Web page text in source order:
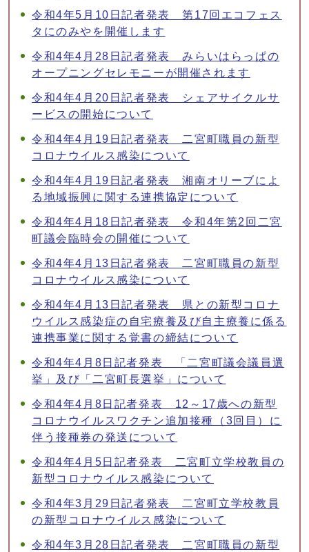
令和4年5月10日記者発表 第17回エコフェス
タにのみやを開催します
令和4年4月28日記者発表 みらいはらっぱの
オープニングセレモニーが開催されます
令和4年4月20日記者発表 シェアサイクルサ
ービスの開始について
令和4年4月19日記者発表 二宮町職員の新型
コロナウイルス感染について
令和4年4月19日記者発表 湘南オリーブによ
る地域振興に関する連携協定について
令和4年4月18日記者発表 令和4年第2回二宮
町議会臨時会の開催について
令和4年4月13日記者発表 二宮町職員の新型
コロナウイルス感染について
令和4年4月13日記者発表 県との新型コロナ
ウイルス感染症の自宅療養及び自主療養に係る
連携事業に関する覚書の締結について
令和4年4月8日記者発表 「二宮町議会議員選
挙」及び「二宮町長選挙」について
令和4年4月8日記者発表 12～17歳への新型
コロナウイルスワクチン追加接種（3回目）に
伴う接種券の発送について
令和4年4月5日記者発表 二宮町立学校教員の
新型コロナウイルス感染について
令和4年3月29日記者発表 二宮町立学校教員
の新型コロナウイルス感染について
令和4年3月28日記者発表 二宮町職員の新型